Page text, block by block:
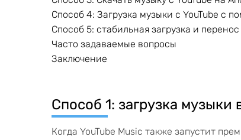
Способ 4: Загрузка музыки с YouTube с
Способ 5: стабильная загрузка и
Часто задаваемые вопросы
Заключение
Способ 1: загрузка
Когда YouTube Music также запустит